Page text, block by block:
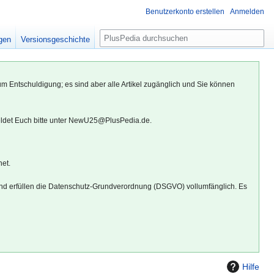
Entschuldigung; es sind aber alle Artikel zugänglich und Sie können
Euch bitte unter NewU25@PlusPedia.de.
erfüllen die Datenschutz-Grundverordnung (DSGVO) vollumfänglich. Es
Hilfe
Benutzerkonto erstellen Anmelden
Versionsgeschichte
S
u
c
e